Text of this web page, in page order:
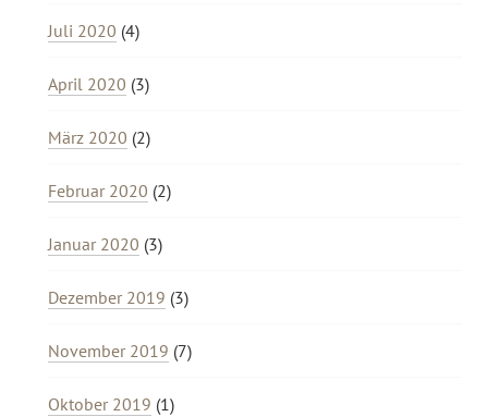
Juli 2020 (4)
April 2020 (3)
März 2020 (2)
Februar 2020 (2)
Januar 2020 (3)
Dezember 2019 (3)
November 2019 (7)
Oktober 2019 (1)